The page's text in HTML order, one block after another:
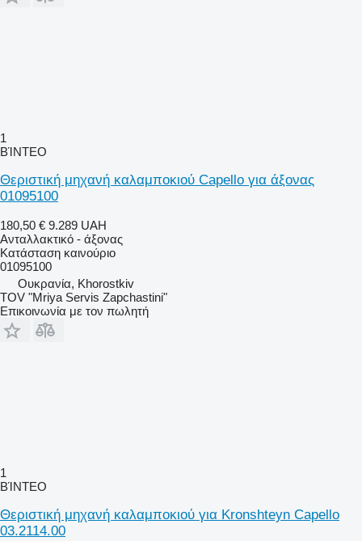
1
ΒΊΝΤΕΟ
Θεριστική μηχανή καλαμποκιού Capello για άξονας
01095100
180,50 € 9.289 UAH
Ανταλλακτικό - άξονας
Κατάσταση καινούριο
01095100
Ουκρανία, Khorostkiv
TOV "Mriya Servis Zapchastini"
Επικοινωνία με τον πωλητή
1
ΒΊΝΤΕΟ
Θεριστική μηχανή καλαμποκιού για Kronshteyn Capello
03.2114.00